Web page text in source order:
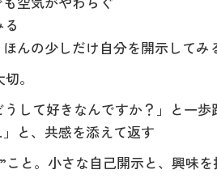
んの少しだけ自分を開示してみ
。
して好きなんですか？」と一
と、共感を添えて返す
と。小さな自己開示と、興味